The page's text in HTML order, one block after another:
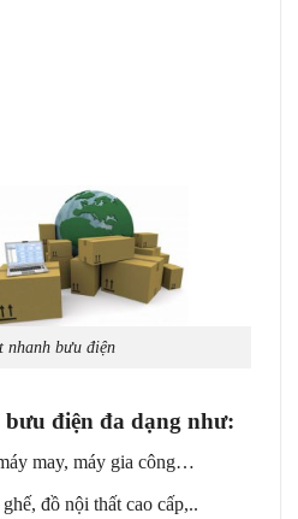
nhanh bưu điện
điện đa dạng như:
may, máy gia công…
đồ nội thất cao cấp,..